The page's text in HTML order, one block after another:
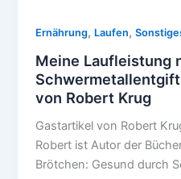
Ernährung, Laufen,
Meine Laufleistung
von Robert Krug
Gastartikel von Robert
Robert ist Autor der
Brötchen: Gesund durch